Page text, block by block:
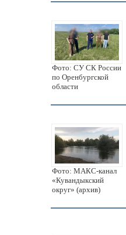
Фото: СУ СК России
по Оренбургской
области
Фото: МАКС-канал
«Кувандыкский
округ» (архив)